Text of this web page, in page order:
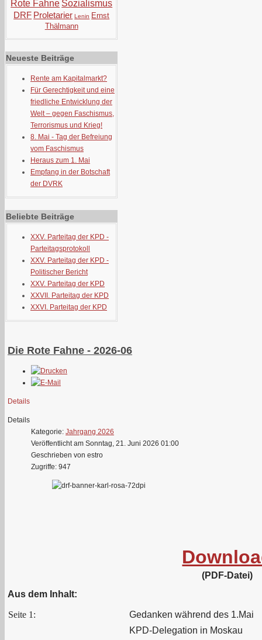
Rote Fahne Sozialismus
DRF Proletarier Lenin Ernst
Thälmann
Neueste Beiträge
Rente am Kapitalmarkt?
Für Gerechtigkeit und eine
friedliche Entwicklung der
Welt – gegen Faschismus,
Terrorismus und Krieg!
8. Mai - Tag der Befreiung
vom Faschismus
Heraus zum 1. Mai
Empfang in der Botschaft
der DVRK
Beliebte Beiträge
XXV. Parteitag der KPD -
Parteitagsprotokoll
XXV. Parteitag der KPD -
Politischer Bericht
XXV. Parteitag der KPD
XXVII. Parteitag der KPD
XXVI. Parteitag der KPD
Die Rote Fahne - 2026-06
Details
Details
Kategorie: Jahrgang 2026
Veröffentlicht am Sonntag, 21. Juni 2026 01:00
Geschrieben von estro
Zugriffe: 947
(PDF-Datei)
Aus dem Inhalt:
Seite 1:
Gedanken während des 1.Mai
KPD-Delegation in Moskau